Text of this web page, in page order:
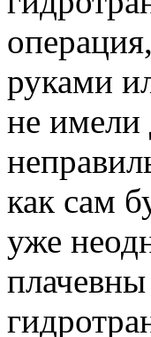
руками
не
как сам
уже